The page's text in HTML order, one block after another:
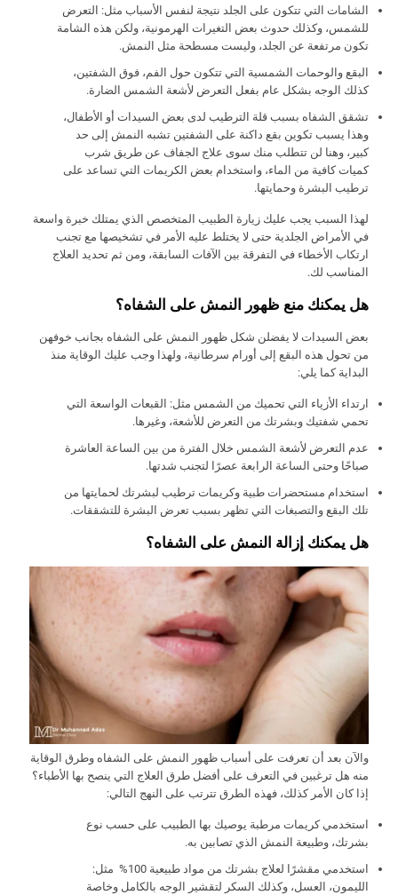
الشامات التي تتكون على الجلد نتيجة لنفس الأسباب مثل: التعرض
للشمس، وكذلك حدوث بعض التغيرات الهرمونية، ولكن هذه الشامة
تكون مرتفعة عن الجلد، وليست مسطحة مثل النمش.
البقع والوحمات الشمسية التي تتكون حول الفم، فوق الشفتين،
كذلك الوجه بشكل عام بفعل التعرض لأشعة الشمس الضارة.
تشقق الشفاه بسبب قلة الترطيب لدى بعض السيدات أو الأطفال،
وهذا يسبب تكوين بقع داكنة على الشفتين تشبه النمش إلى حد
كبير، وهنا لن تتطلب منك سوى علاج الجفاف عن طريق شرب
كميات كافية من الماء، واستخدام بعض الكريمات التي تساعد على
ترطيب البشرة وحمايتها.
لهذا السبب يجب عليك زيارة الطبيب المتخصص الذي يمتلك خبرة واسعة
في الأمراض الجلدية حتى لا يختلط عليه الأمر في تشخيصها مع تجنب
ارتكاب الأخطاء في التفرقة بين الآفات السابقة، ومن ثم تحديد العلاج
المناسب لك.
هل يمكنك منع ظهور النمش على الشفاه؟
بعض السيدات لا يفضلن شكل ظهور النمش على الشفاه بجانب خوفهن
من تحول هذه البقع إلى أورام سرطانية، ولهذا وجب عليك الوقاية منذ
البداية كما يلي:
ارتداء الأزياء التي تحميك من الشمس مثل: القبعات الواسعة التي
تحمي شفتيك وبشرتك من التعرض للأشعة، وغيرها.
عدم التعرض لأشعة الشمس خلال الفترة من بين الساعة العاشرة
صباحًا وحتى الساعة الرابعة عصرًا لتجنب شدتها.
استخدام مستحضرات طبية وكريمات ترطيب لبشرتك لحمايتها من
تلك البقع والتصبغات التي تظهر بسبب تعرض البشرة للتشققات.
هل يمكنك إزالة النمش على الشفاه؟
والآن بعد أن تعرفت على أسباب ظهور النمش على الشفاه وطرق الوقاية
منه هل ترغبين في التعرف على أفضل طرق العلاج التي ينصح بها الأطباء؟
إذا كان الأمر كذلك، فهذه الطرق تترتب على النهج التالي:
استخدمي كريمات مرطبة يوصيك بها الطبيب على حسب نوع
بشرتك، وطبيعة النمش الذي تصابين به.
استخدمي مقشرًا لعلاج بشرتك من مواد طبيعية 100% مثل:
الليمون، العسل، وكذلك السكر لتقشير الوجه بالكامل وخاصة